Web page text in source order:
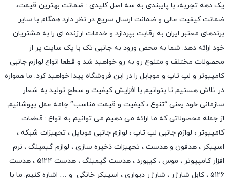
یک دهه تجربه، با پایبندی به سه اصل کلیدی : ضمانت بهترین قیمت،
ضمانت کیفیت عالی و ضمانت ارسال سریع در نظر دارد همگام با سایر
برندهای معتبر ایران به رقابت بپردازد و خدمات ارزنده ای را به مشتریان
خود ارائه دهد. شما به محض ورود به جانبی تک با یک سایت پر از
محصولات مختلف و متنوع رو به رو خواهید شد و قطعا انواع لوازم جانبی
کامپیوتر و لپ تاپ و موبایل را در این فروشگاه پیدا خواهید کرد. ما همواره
در تلاش هستیم تا بتوانیم با افزایش کیفیت و سطح تولید به شعار
سازمانی خود یعنی “تنوع ، کیفیت و قیمت مناسب” جامه عمل بپوشانیم.
از جمله محصولاتی که ما ارائه می دهیم می توانیم به انواع : قطعات
کامپیوتر ، لوازم جانبی لپ تاپ ، لوازم جانبی موبایل ، تجهیزات شبکه ،
اسپیکر ، هدفون و هدست ، تجهیزات ذخیره سازی ، لوازم گیمینگ ، نرم
افزار کامپیوتر ، موس ،کیبورد ، هدست گیمینگ
، هدست 5124 ، هدست
5126 ،
کابل شارژر ، شارژر دیواری ، اسپیکر خانگی و … اشاره کنیم. ما با